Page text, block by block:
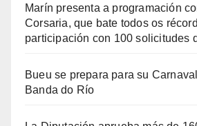
Marín presenta a programación
Corsaria, que bate todos os
participación con 100 solicitudes
Bueu se prepara para su
Banda do Río